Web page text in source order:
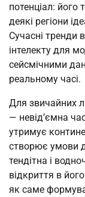
потенціал: його
деякі регіони
Сучасні тренди
інтелекту для
сейсмічними
реальному часі.
Для звичайних
— невід’ємна
утримує
створює умови
тендітна і
відкриття в
як саме